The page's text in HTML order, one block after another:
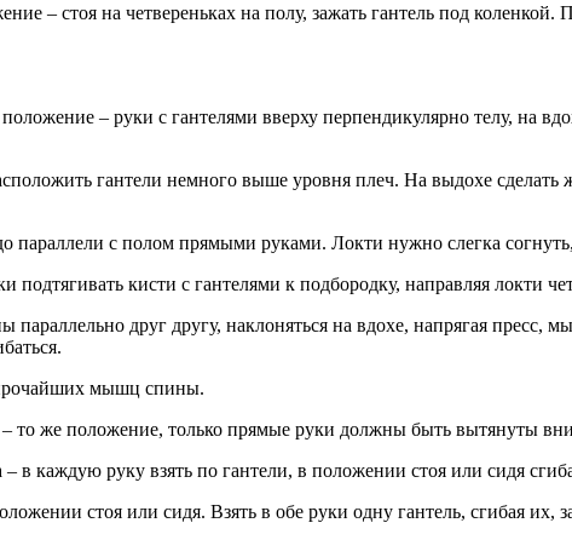
– стоя на четвереньках на полу, зажать гантель под
– руки с гантелями вверху перпендикулярно телу, на
гантели немного выше уровня плеч. На выдохе сделать
параллели с полом прямыми руками. Локти нужно слегка
подтягивать кисти с гантелями к подбородку, направляя локти
параллельно друг другу, наклоняться на вдохе, напрягая
мышц спины.
же положение, только прямые руки должны быть вытянуты
– в каждую руку взять по гантели, в положении стоя или сидя
стоя или сидя. Взять в обе руки одну гантель, сгибая их,